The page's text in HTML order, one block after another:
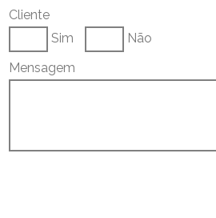
Cliente
Sim
Não
Mensagem